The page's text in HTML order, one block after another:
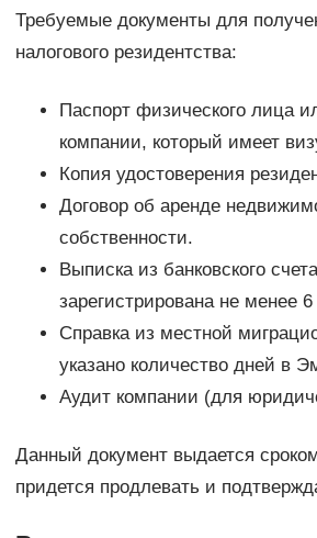
Требуемые документы для
налогового резидентства:
Паспорт физического лица
компании, который имеет
Копия удостоверения
Договор об аренде
собственности.
Выписка из банковского
зарегистрирована не менее
Справка из местной
указано количество дней в
Аудит компании (для
Данный документ выдается
придется продлевать и